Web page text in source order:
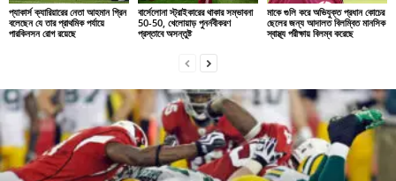
প্যাকার্স ক্যারিয়ারের নেতা আহমান গ্রিন
বলেছেন যে তার প্রাথমিক পর্যায়ে
পারকিনসন রোগ রয়েছে
বার্সেলোনা স্ট্রাইকারের থাকার সম্ভাবনা
50-50, খেলোয়াড় পুনর্নবীকরণ
প্রস্তাবে অসন্তুষ্ট
মাকে গুলি করে অভিযুক্ত প্রধান কোচের
ছেলের জন্য আদালত বিলম্বিত মানসিক
স্বাস্থ্য পরীক্ষায় বিলম্ব করেছে